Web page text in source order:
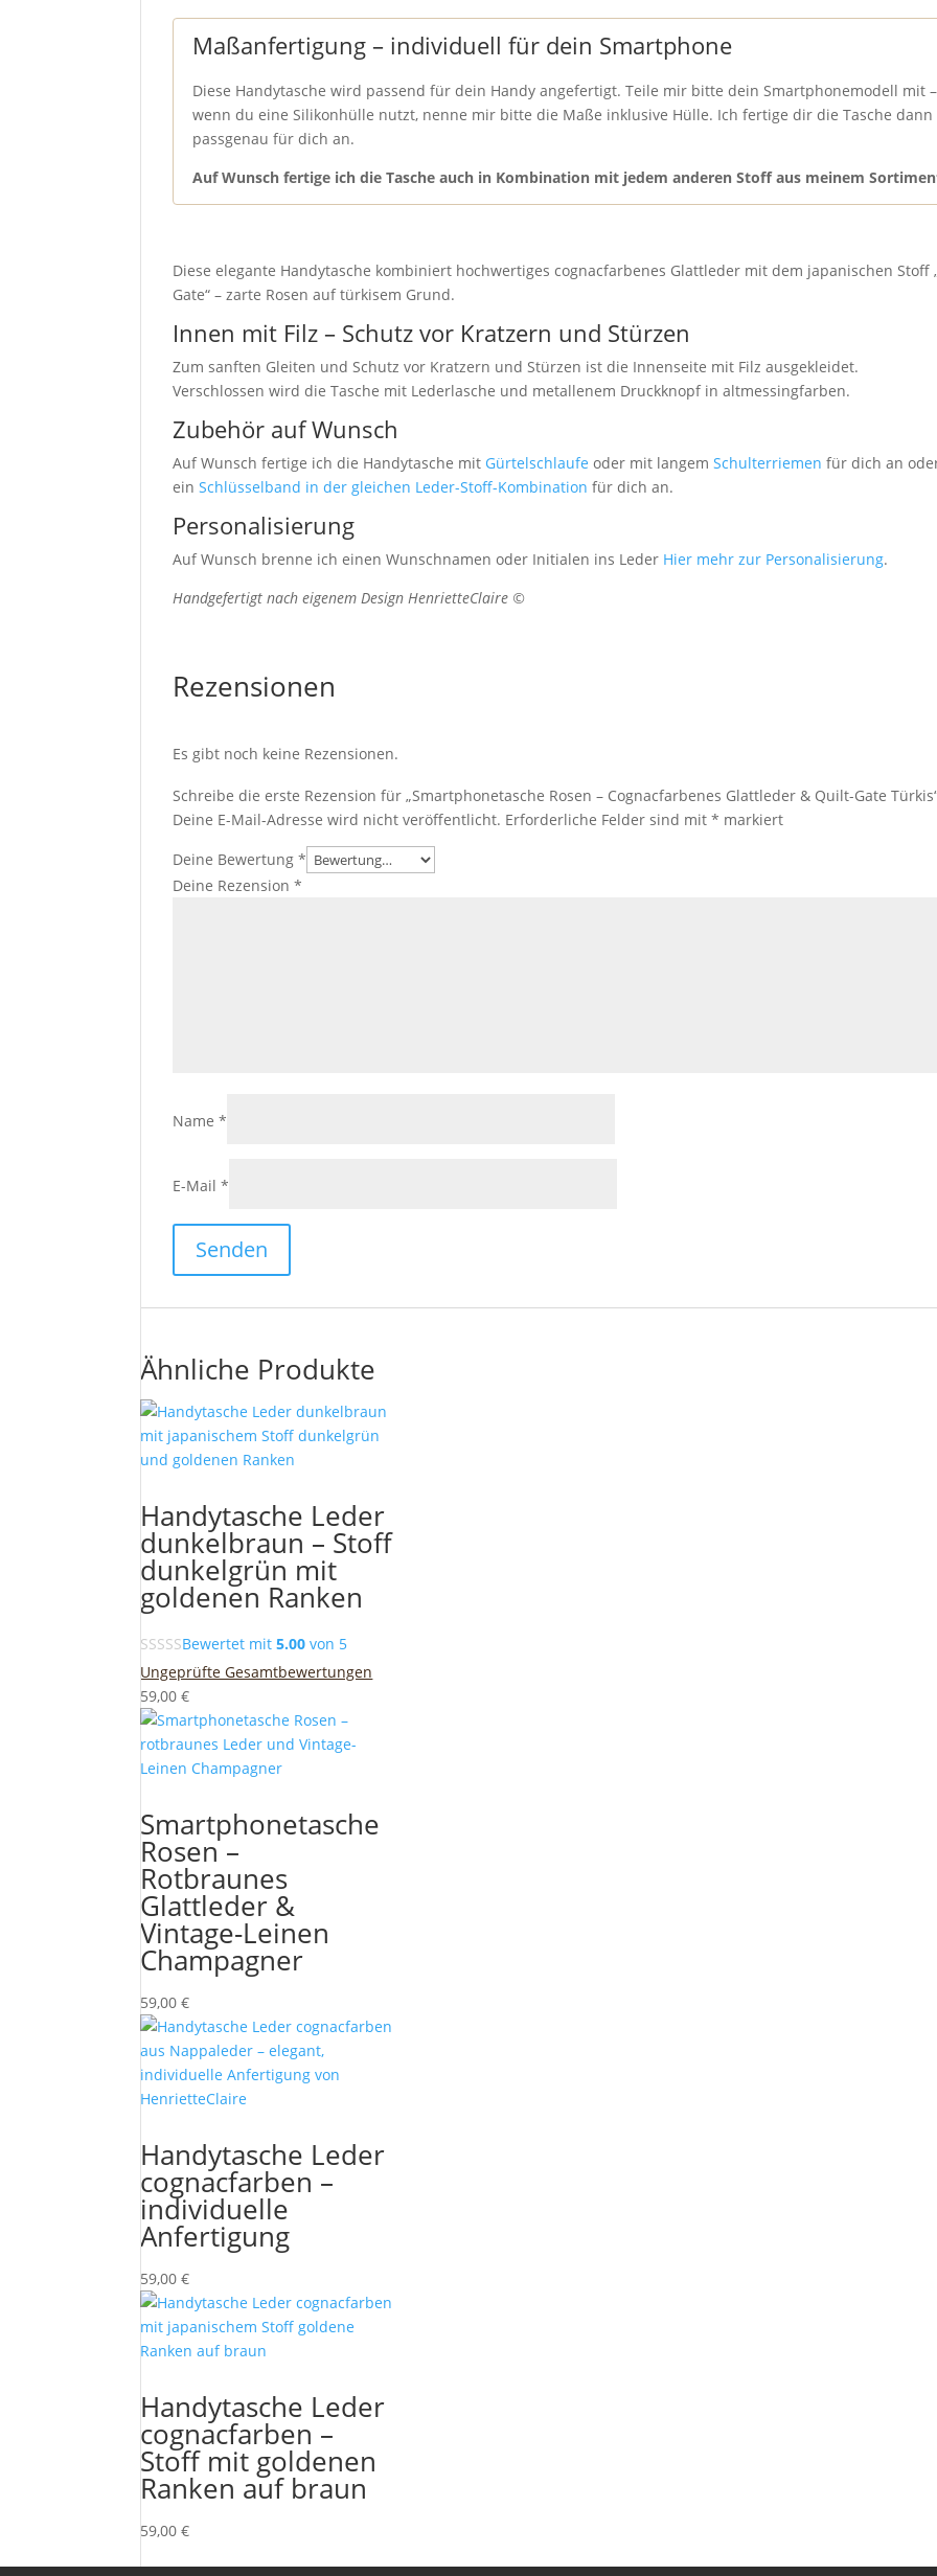
Maßanfertigung – individuell für dein Smartphone
Diese Handytasche wird passend für dein Handy angefertigt. Teile mir bitte dein Smartphonemodell mit
wenn du eine Silikonhülle nutzt, nenne mir bitte die Maße inklusive Hülle. Ich fertige dir die Tasche dann
passgenau für dich an.
Auf Wunsch fertige ich die Tasche auch in Kombination mit jedem anderen Stoff aus meinem
Diese elegante Handytasche kombiniert hochwertiges cognacfarbenes Glattleder mit dem japanischen Stoff
Gate“ – zarte Rosen auf türkisem Grund.
Innen mit Filz – Schutz vor Kratzern und Stürzen
Zum sanften Gleiten und Schutz vor Kratzern und Stürzen ist die Innenseite mit Filz ausgekleidet.
Verschlossen wird die Tasche mit Lederlasche und metallenem Druckknopf in altmessingfarben.
Zubehör auf Wunsch
Auf Wunsch fertige ich die Handytasche mit Gürtelschlaufe oder mit langemSchulterriemen für dich an
einSchlüsselband in der gleichen Leder-Stoff-Kombination für dich an.
Personalisierung
Auf Wunsch brenne ich einen Wunschnamen oder Initialen ins Leder Hier mehr zur Personalisierung.
Handgefertigt nach eigenem Design HenrietteClaire ©
Rezensionen
Es gibt noch keine Rezensionen.
Schreibe die erste Rezension für „Smartphonetasche Rosen – Cognacfarbenes Glattleder & Quilt-Gate
Deine E-Mail-Adresse wird nicht veröffentlicht. Erforderliche Felder sind mit* markiert
Deine Bewertung*
Deine Rezension*
Name*
E-Mail*
Ähnliche Produkte
Handytasche Leder
dunkelbraun – Stoff
dunkelgrün mit
goldenen Ranken
Bewertet mit5.00 von 5
Ungeprüfte Gesamtbewertungen
59,00€
Smartphonetasche
Rosen –
Rotbraunes
Glattleder &
Vintage-Leinen
Champagner
59,00€
Handytasche Leder
cognacfarben –
individuelle
Anfertigung
59,00€
Handytasche Leder
cognacfarben –
Stoff mit goldenen
Ranken auf braun
59,00€